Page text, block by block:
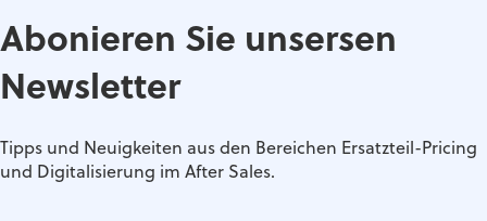
Abonieren Sie unsersen
Newsletter
Tipps und Neuigkeiten aus den Bereichen Ersatzteil-Pricing
und Digitalisierung im After Sales.